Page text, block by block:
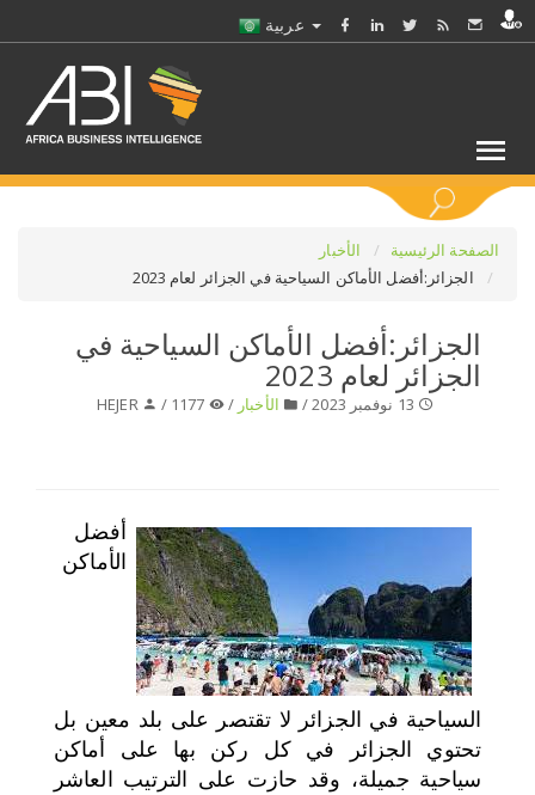
اختر بلدا/بلدان
الصفحة الرئيسية
الأخبار
الجزائر:أفضل الأماكن السياحية في الجزائر لعام 2023
الجزائر:أفضل الأماكن السياحية في
الجزائر لعام 2023
الأخبار /
HEJER
أفضل
الأماكن
السياحية في الجزائر لا تقتصر على بلد معين بل
تحتوي الجزائر في كل ركن بها على أماكن
سياحية جميلة، وقد حازت على الترتيب العاشر